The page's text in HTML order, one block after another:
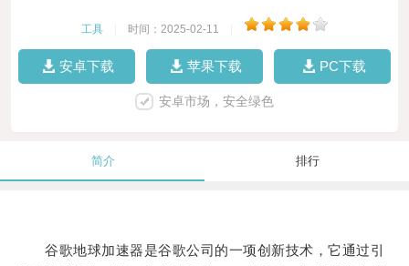
工具 时间：2025-02-11
安卓下载 苹果下载 PC下载
安卓市场，安全绿色
简介 排行
谷歌地球加速器是谷歌公司的一项创新技术，它通过引